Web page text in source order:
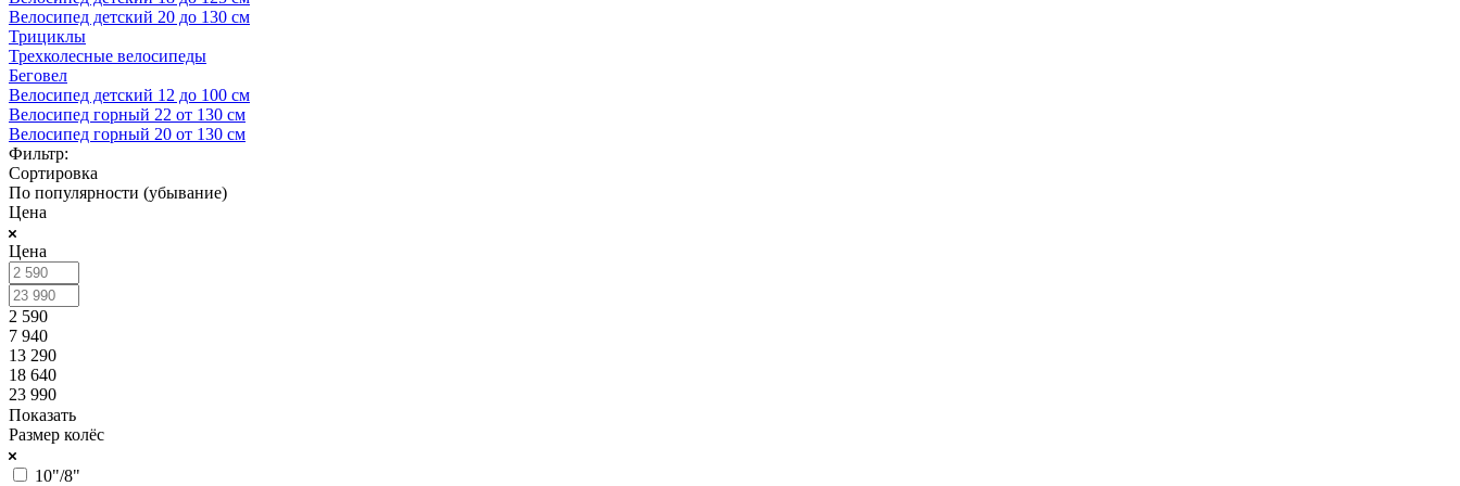
Велосипед детский 20 до 130 см
Трициклы
Трехколесные велосипеды
Беговел
Велосипед детский 12 до 100 см
Велосипед горный 22 от 130 см
Велосипед горный 20 от 130 см
Фильтр:
Сортировка
По популярности (убывание)
Цена
Цена
2 590
7 940
13 290
18 640
23 990
Показать
Размер колёс
10"/8"